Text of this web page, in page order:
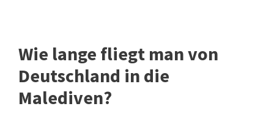
Wie lange fliegt man von
Deutschland in die
Malediven?